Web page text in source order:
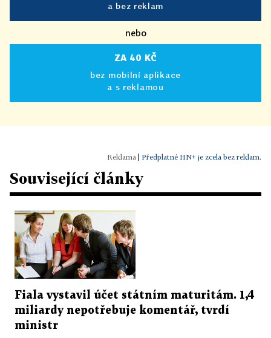
a bez reklam
nebo
ZA 40 KČ
bez mobilní aplikace
a s reklamou
Předplatné HN+ je zcela bez reklam.
Související články
Fiala vystavil účet státním maturitám. 1,4
miliardy nepotřebuje komentář, tvrdí
ministr